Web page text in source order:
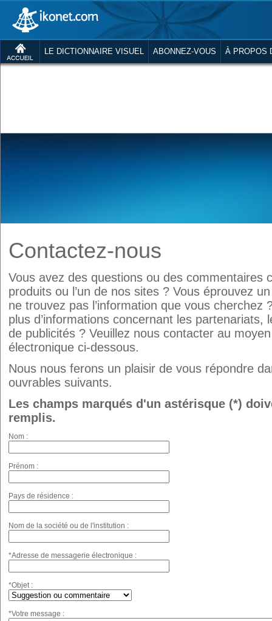
LE DICTIONNAIRE VISUEL ABONNEZ-VOUS À PROPOS
Contactez-nous
Vous avez des questions ou des commentaires
produits ou l’un de nos sites ? Vous éprouvez
ne trouvez pas l’information que vous cherchez
plus d’informations concernant les partenariats,
de publicités ? Veuillez nous contacter au
électronique ci-dessous.
Nous nous ferons un plaisir de vous répondre
ouvrables suivants.
Les champs marqués d'un astérisque (*)
remplis.
Nom :
Prénom :
Pays de résidence :
Nom de la société ou de l'institution :
*Adresse de messagerie électronique :
*Objet :
*Votre message :